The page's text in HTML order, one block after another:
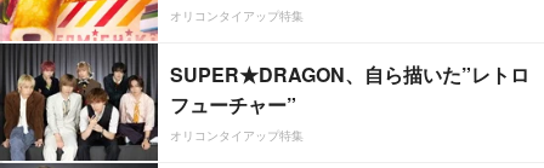
オリコンタイアップ特集
SUPER★DRAGON、自ら描いた”レトロ
フューチャー”
オリコンタイアップ特集